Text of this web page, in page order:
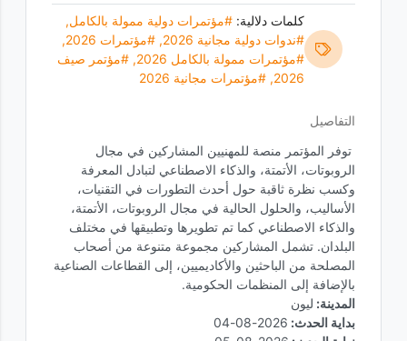
كلمات دلالية: #مؤتمرات دولية ممولة بالكامل,
#ندوات دولية مجانية 2026
, #مؤتمرات 2026
,
#مؤتمرات ممولة بالكامل 2026
, #مؤتمر صيف
2026
, #مؤتمرات مجانية 2026
التفاصيل
توفر المؤتمر منصة للمهنيين المشاركين في مجال
الروبوتات، الأتمتة، والذكاء الاصطناعي لتبادل المعرفة
وكسب نظرة ثاقبة حول أحدث التطورات في التقنيات،
الأساليب، والحلول الحالية في مجال الروبوتات، الأتمتة،
والذكاء الاصطناعي كما تم تطويرها وتطبيقها في مختلف
البلدان. تشمل المشاركين مجموعة متنوعة من أصحاب
المصلحة من الباحثين والأكاديميين، إلى القطاعات الصناعية
بالإضافة إلى المنظمات الحكومية.
المدينة: ليون
بداية الحدث: 2026-08-04